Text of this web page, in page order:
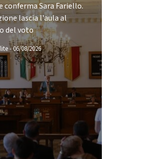
conferma Sara Fariello.
lascia l'aula al
del voto
-06/08/2026